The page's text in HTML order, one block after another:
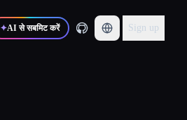
✦AI से सबमिट करें Sign up